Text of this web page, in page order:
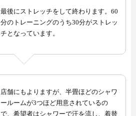
最後にストレッチをして終わります。60
分のトレーニングのうち30分がストレッ
チとなっています。
店舗にもよりますが、半畳ほどのシャワ
ールームが3つほど用意されているの
で、希望者はシャワーで汗を流し、着替